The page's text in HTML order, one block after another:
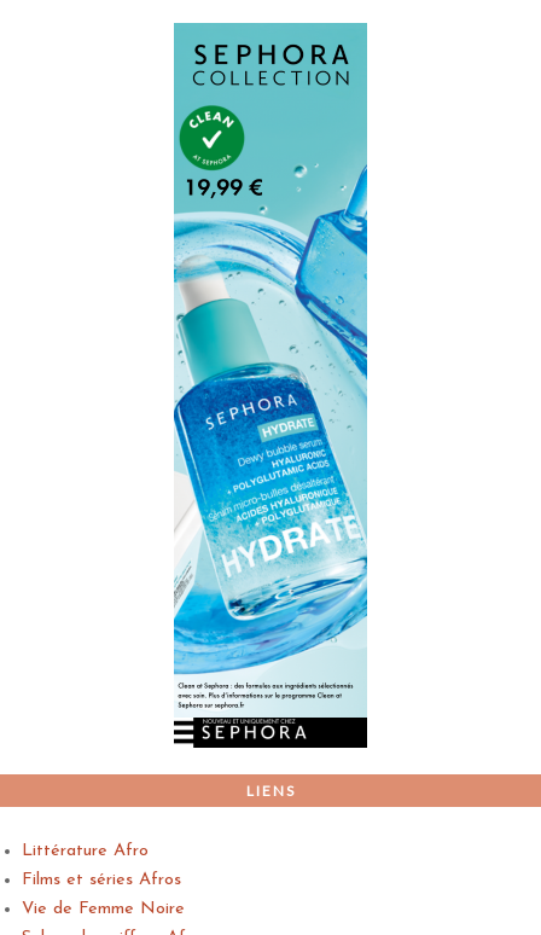
LIENS
Littérature Afro
Films et séries Afros
Vie de Femme Noire